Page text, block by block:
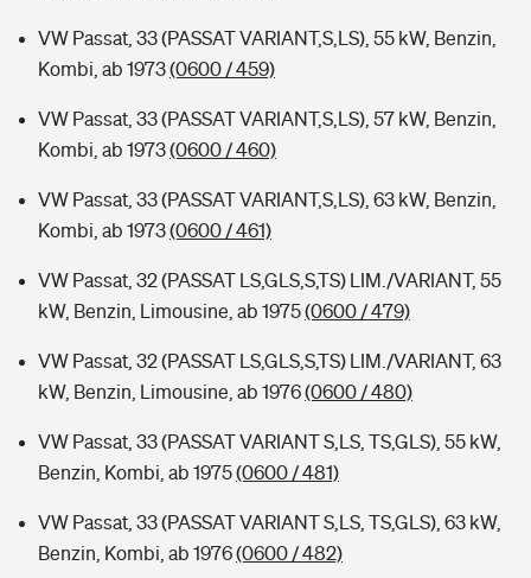
VW Passat, 33 (PASSAT VARIANT,S,LS), 55 kW, Benzin,
Kombi, ab 1973(0600 / 459)
VW Passat, 33 (PASSAT VARIANT,S,LS), 57 kW, Benzin,
Kombi, ab 1973(0600 / 460)
VW Passat, 33 (PASSAT VARIANT,S,LS), 63 kW, Benzin,
Kombi, ab 1973(0600 / 461)
VW Passat, 32 (PASSAT LS,GLS,S,TS) LIM./VARIANT, 55
kW, Benzin, Limousine, ab 1975(0600 / 479)
VW Passat, 32 (PASSAT LS,GLS,S,TS) LIM./VARIANT, 63
kW, Benzin, Limousine, ab 1976(0600 / 480)
VW Passat, 33 (PASSAT VARIANT S,LS, TS,GLS), 55 kW,
Benzin, Kombi, ab 1975(0600 / 481)
VW Passat, 33 (PASSAT VARIANT S,LS, TS,GLS), 63 kW,
Benzin, Kombi, ab 1976(0600 / 482)